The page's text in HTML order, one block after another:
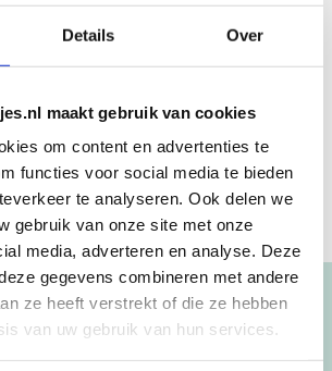
Details Over
maakt gebruik van cookies
om content en advertenties te
functies voor social media te bieden
te analyseren. Ook delen we
gebruik van onze site met onze
media, adverteren en analyse. Deze
gegevens combineren met andere
ze heeft verstrekt of die ze hebben
van uw gebruik van hun services.
informatie
meisje